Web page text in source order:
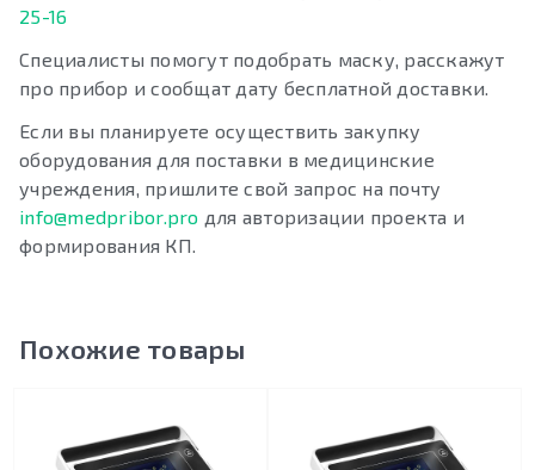
25-16
Специалисты помогут подобрать маску, расскажут
про прибор и сообщат дату бесплатной доставки.
Если вы планируете осуществить закупку
оборудования для поставки в медицинские
учреждения, пришлите свой запрос на почту
info@medpribor.pro для авторизации проекта и
формирования КП.
Похожие товары